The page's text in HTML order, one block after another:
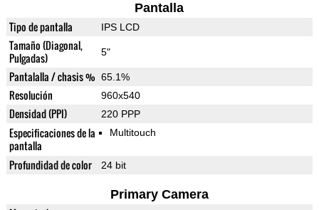
Pantalla
Tipo de pantalla IPS LCD
Tamaño (Diagonal,
Pulgadas)
5"
Pantalalla / chasis % 65.1%
Resolución 960x540
Densidad (PPI) 220 PPP
Especificaciones de la
pantalla
Multitouch
Profundidad de color 24 bit
Primary Camera